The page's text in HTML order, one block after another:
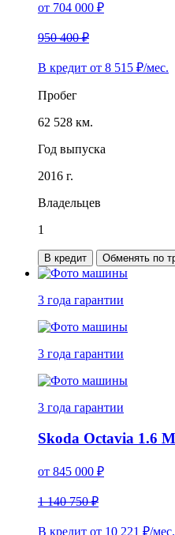
от 704 000 ₽
950 400 ₽
В кредит от 8 515 ₽/мес.
Пробег
62 528 км.
Год выпуска
2016 г.
Владельцев
1
В кредит Обменять по
3 года гарантии
3 года гарантии
3 года гарантии
Skoda Octavia 1.6
от 845 000 ₽
1 140 750 ₽
В кредит от 10 221 ₽/мес.